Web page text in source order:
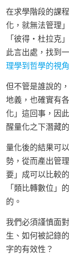
在求學階段的課
化，就無法管理
「彼得・杜拉克
此言出處，找到
理學到哲學的視角
但不管是誰說的
地義，也確實有
化」這回事，因
醒量化之下潛藏
量化後的結果可
勢，從而產出管
要」成可以比較
「類比轉數位」
的。
我們必須謹慎面
生、如何被記錄
字的有效性？